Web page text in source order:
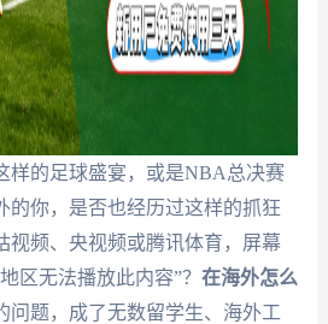
样的足球盛宴，或是NBA总决赛
的你，是否也经历过这样的抓狂
视频、央视频或腾讯体育，屏幕
区无法播放此内容”？ 在海外怎么
问题，成了无数留学生、海外工